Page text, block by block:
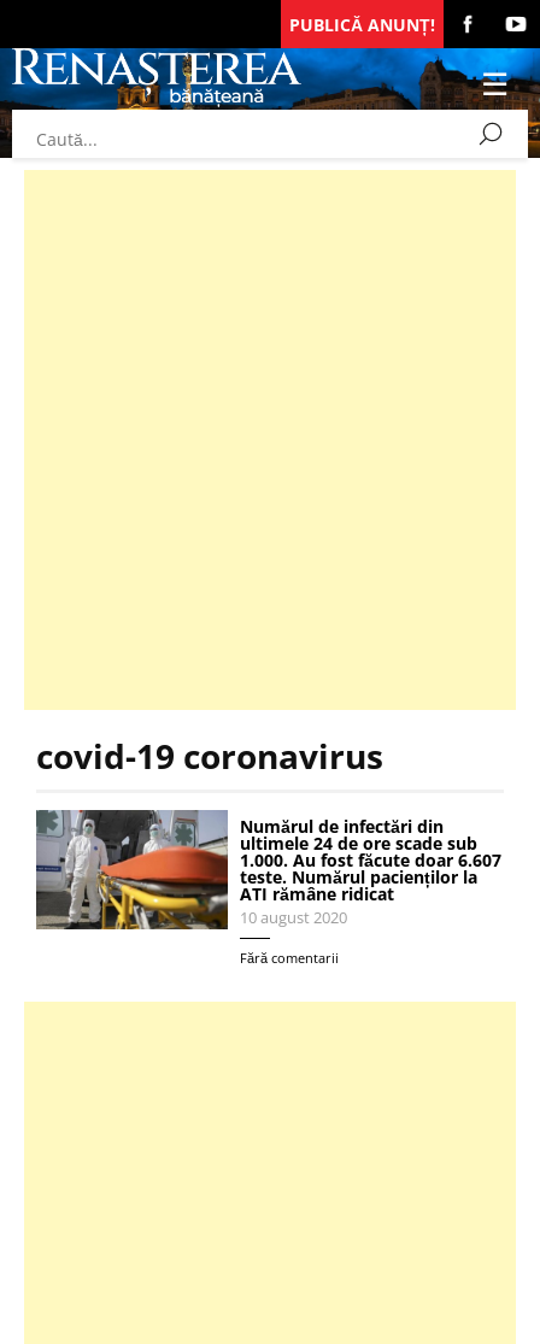
PUBLICĂ ANUNȚ!
covid-19 coronavirus
Numărul de infectări din
ultimele 24 de ore scade sub
1.000. Au fost făcute doar 6.607
teste. Numărul pacienților la
ATI rămâne ridicat
10 august 2020
Fără comentarii